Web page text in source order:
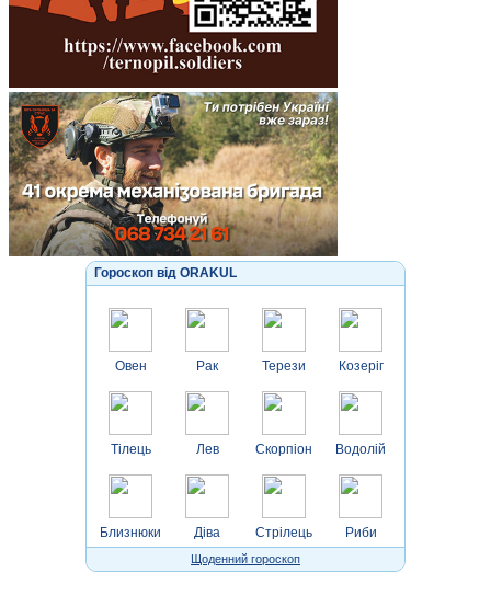
Гороскоп від ORAKUL
Овен
Тілець
Близнюки
Рак
Лев
Діва
Терези
Скорпіон
Стрілець
Козеріг
Водолій
Риби
Щоденний гороскоп